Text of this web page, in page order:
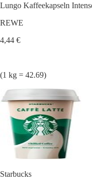
Lungo Kaffeekapseln
REWE
4,44 €
(1 kg = 42.69)
Starbucks